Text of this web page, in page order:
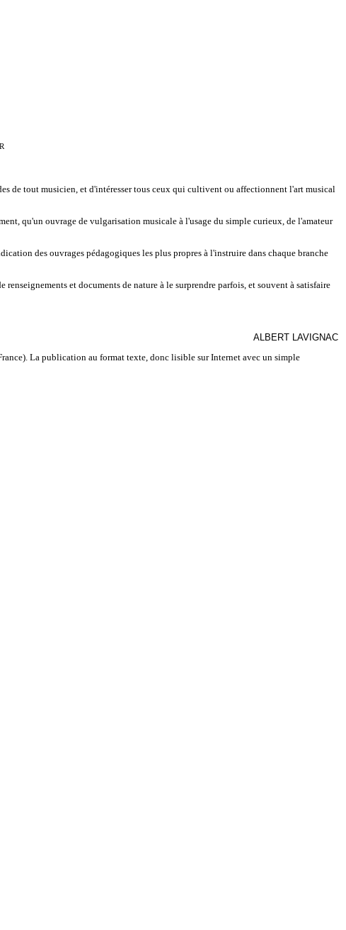
de tout musicien, et d'intéresser tous ceux qui cultivent ou affectionnent l'art musical
qu'un ouvrage de vulgarisation musicale à l'usage du simple curieux, de l'amateur
des ouvrages pédagogiques les plus propres à l'instruire dans chaque branche
et documents de nature à le surprendre parfois, et souvent à satisfaire
ALBERT LAVIGNAC
La publication au format texte, donc lisible sur Internet avec un simple